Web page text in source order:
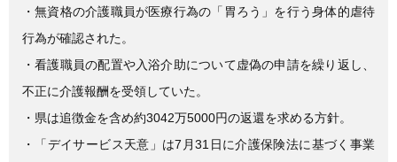
・無資格の介護職員が医療行為の「胃ろう」を行う身体的虐待
行為が確認された。
・看護職員の配置や入浴介助について虚偽の申請を繰り返し、
不正に介護報酬を受領していた。
・県は追徴金を含め約3042万5000円の返還を求める方針。
・「デイサービス天意」は7月31日に介護保険法に基づく事業